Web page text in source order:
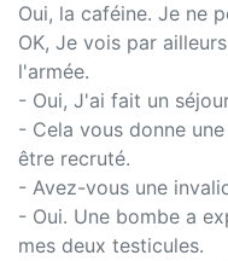
Oui, la caféine. Je ne
OK, Je vois par
l'armée.
- Oui, J'ai fait un
- Cela vous donne
être recruté.
- Avez-vous une
- Oui. Une bombe a
mes deux testicules.